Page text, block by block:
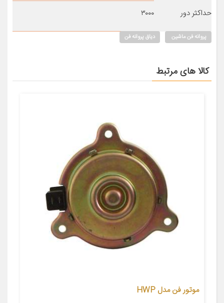
حداکثر دور ۳۰۰۰
پروانه فن ماشین دیاق پروانه فن
کالا های مرتبط
موتور فن مدل HWP